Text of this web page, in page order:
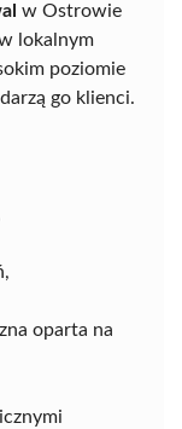
w Ostrowie
lokalnym
poziomie
go klienci.
oparta na